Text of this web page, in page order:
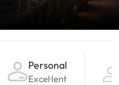
Personal
Excel·lent